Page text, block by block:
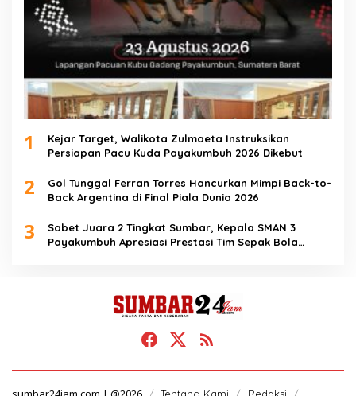
1
Kejar Target, Walikota Zulmaeta Instruksikan
Persiapan Pacu Kuda Payakumbuh 2026 Dikebut
2
Gol Tunggal Ferran Torres Hancurkan Mimpi Back-to-
Back Argentina di Final Piala Dunia 2026
3
Sabet Juara 2 Tingkat Sumbar, Kepala SMAN 3
Payakumbuh Apresiasi Prestasi Tim Sepak Bola